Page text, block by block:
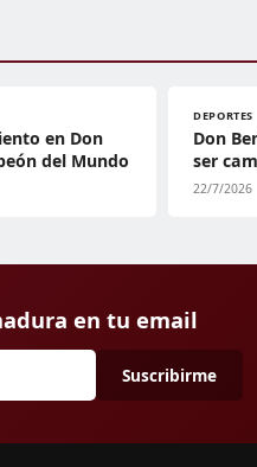
en Don
del Mundo
DEPORTES
Don
ser
22/7/2026
en tu email
Suscribirme